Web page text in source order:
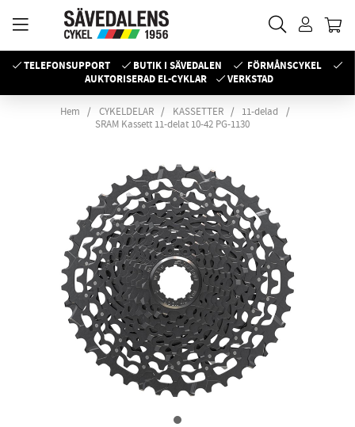
TELEFONSUPPORT BUTIK I SÄVEDALEN
FÖRMÅNSCYKEL
AUKTORISERAD EL-CYKLAR
VERKSTAD
Hem CYKELDELAR KASSETTER
11-delad
SRAM Kassett 11-delat 10-42 PG-1130